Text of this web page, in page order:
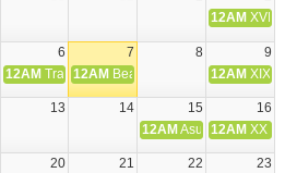
12AM XVIII
6 7 8
9
a Japón.
12AM Transfiguración del Señor
12AM Beatos Cruz Laplana,
12AM XIX
13 14 15
16
12AM Asunción de la
12AM XX
20 21 22
23